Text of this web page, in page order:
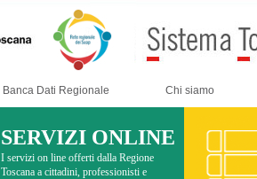
Banca Dati Regionale Chi siamo
SERVIZI ONLINE
I servizi on line offerti dalla Regione
Toscana a cittadini, professionisti e